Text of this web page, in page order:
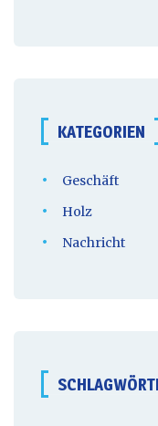
KATEGORIEN
Geschäft
Holz
Nachricht